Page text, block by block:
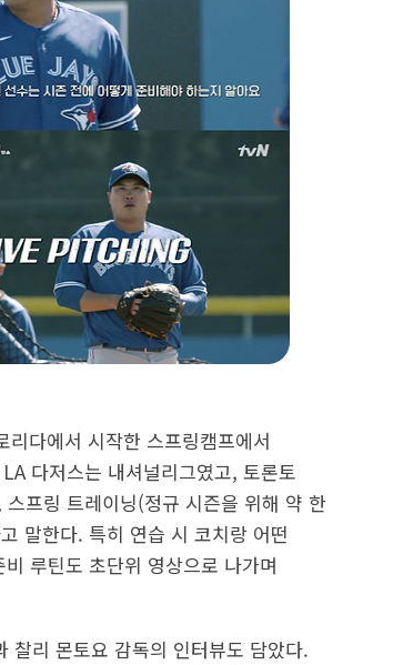
다에서 시작한 스프링캠프에서
다저스는 내셔널리그였고, 토론토
프링 트레이닝(정규 시즌을 위해 약 한
말한다. 특히 연습 시 코치랑 어떤
루틴도 초단위 영상으로 나가며
찰리 몬토요 감독의 인터뷰도 담았다.